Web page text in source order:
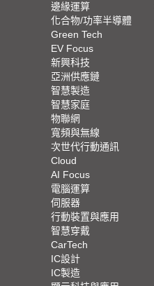
邊緣運算
化合物/功率半導體
Green Tech
EV Focus
新興科技
亞洲供應鏈
智慧製造
智慧家庭
物聯網
寬頻與無線
次世代行動通訊
Cloud
AI Focus
電腦運算
伺服器
行動裝置與應用
智慧穿戴
CarTech
IC設計
IC製造